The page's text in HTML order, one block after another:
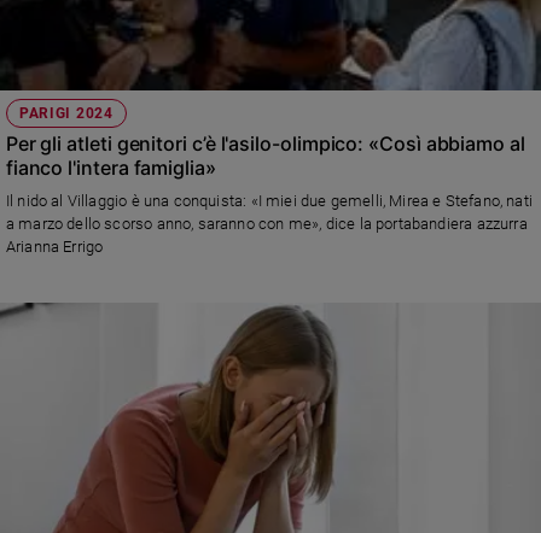
PARIGI 2024
Per gli atleti genitori c’è l'asilo-olimpico: «Così abbiamo al
fianco l'intera famiglia»
Il nido al Villaggio è una conquista: «I miei due gemelli, Mirea e Stefano, nati
a marzo dello scorso anno, saranno con me», dice la portabandiera azzurra
Arianna Errigo